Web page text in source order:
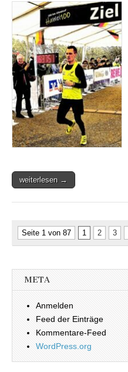
weiterlesen →
Seite 1 von 87 1 2 3
META
Anmelden
Feed der Einträge
Kommentare-Feed
WordPress.org